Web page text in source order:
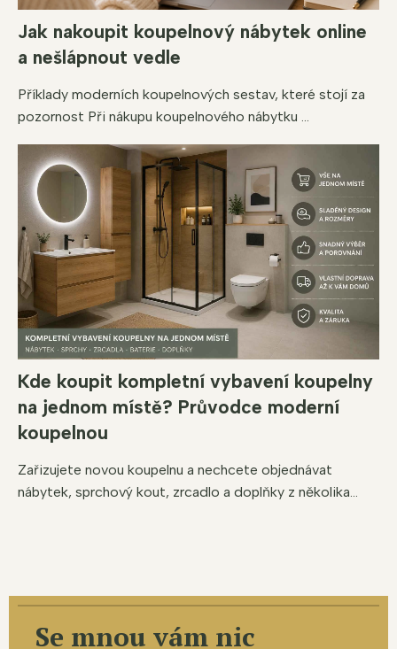
Jak nakoupit koupelnový nábytek online
a nešlápnout vedle
Příklady moderních koupelnových sestav, které stojí za
pozornost Při nákupu koupelnového nábytku ...
Kde koupit kompletní vybavení koupelny
na jednom místě? Průvodce moderní
koupelnou
Zařizujete novou koupelnu a nechcete objednávat
nábytek, sprchový kout, zrcadlo a doplňky z několika...
Se mnou vám nic